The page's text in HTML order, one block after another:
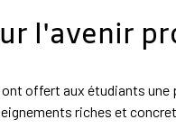
l'avenir
offert aux étudiants
riches et